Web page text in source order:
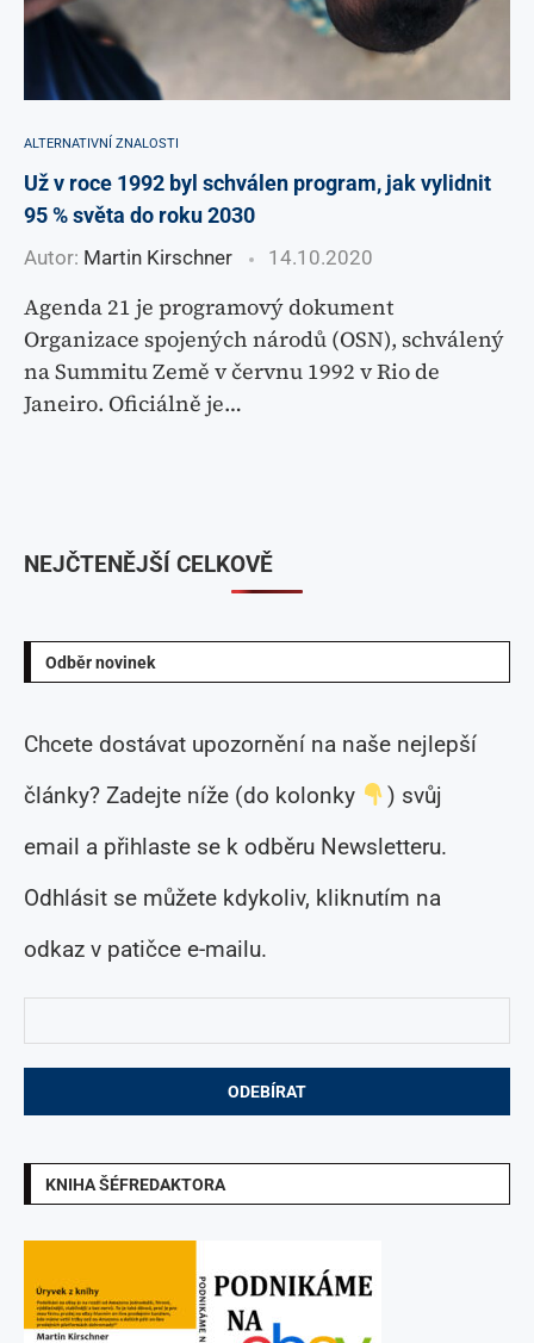
ALTERNATIVNÍ ZNALOSTI
Už v roce 1992 byl schválen program, jak vylidnit
95 % světa do roku 2030
Autor: Martin Kirschner 14.10.2020
Agenda 21 je programový dokument
Organizace spojených národů (OSN), schválený
na Summitu Země v červnu 1992 v Rio de
Janeiro. Oficiálně je…
Odběr novinek
Chcete dostávat upozornění na naše nejlepší
články? Zadejte níže (do kolonky
) svůj
email a přihlaste se k odběru Newsletteru.
Odhlásit se můžete kdykoliv, kliknutím na
odkaz v patičce e-mailu.
KNIHA ŠÉFREDAKTORA
NEJČTENĚJŠÍ CELKOVĚ